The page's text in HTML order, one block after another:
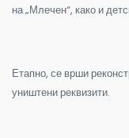
на „Млечен“, како и
Етапно, се врши
уништени реквизити.